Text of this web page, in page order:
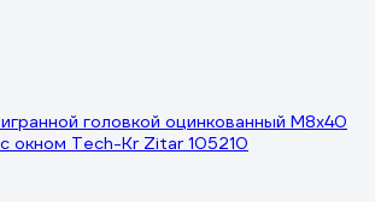
головкой оцинкованный М8x40
окном Tech-Kr Zitar 105210